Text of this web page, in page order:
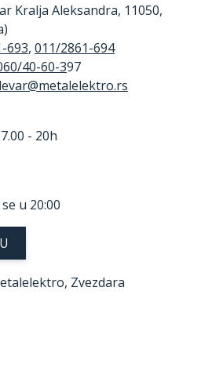
Kralja Aleksandra, 11050,
693, 011/2861-694
40-60-397
- 20h
u 20:00